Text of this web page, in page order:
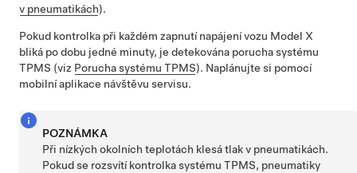
v pneumatikách).
Pokud kontrolka při každém zapnutí napájení vozu Model X
bliká po dobu jedné minuty, je detekována porucha systému
TPMS (viz Porucha systému TPMS). Naplánujte si pomocí
mobilní aplikace návštěvu servisu.
POZNÁMKA
Při nízkých okolních teplotách klesá tlak v pneumatikách.
Pokud se rozsvítí kontrolka systému TPMS, pneumatiky